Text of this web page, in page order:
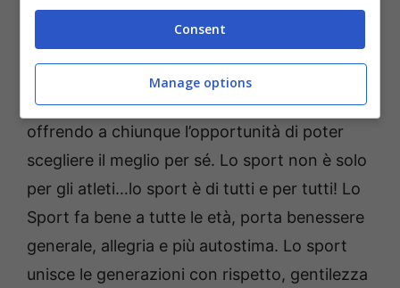
rendere viva e partecipata la Città,
coinvolgendo tantissime presenze, ma
soprattutto perché promuove i veri valori
dello Sport, nelle sue molteplici sfaccettature,
offrendo a chiunque l’opportunità di poter
scegliere il meglio per sé. Lo sport non è solo
per gli atleti…lo sport è di tutti e per tutti! Lo
Sport fa bene a tutte le età, porta benessere
generale, allegria e più autostima. Lo sport
unisce le generazioni con rispetto, gentilezza
Consent
Manage options